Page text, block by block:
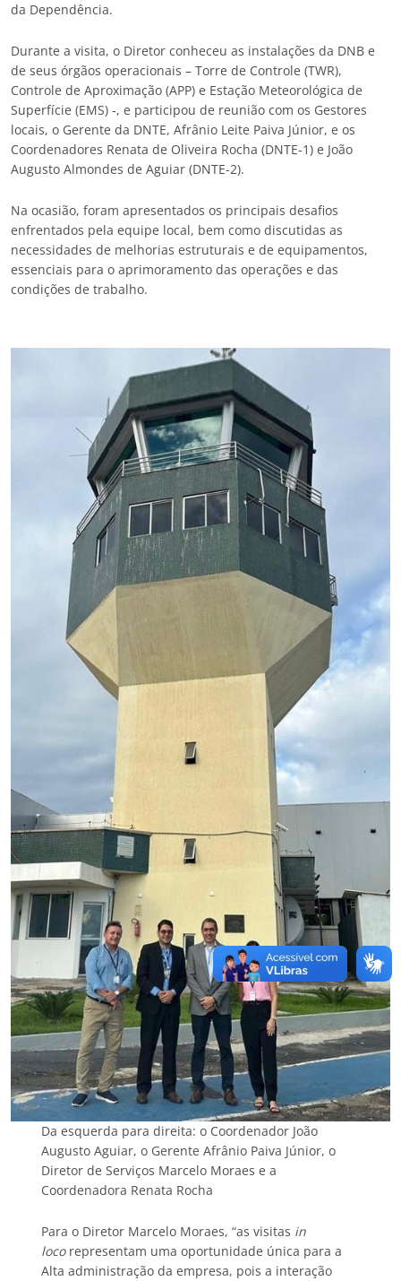
da Dependência.
Durante a visita, o Diretor conheceu as instalações da DNB e
de seus órgãos operacionais – Torre de Controle (TWR),
Controle de Aproximação (APP) e Estação Meteorológica de
Superfície (EMS) -, e participou de reunião com os Gestores
locais, o Gerente da DNTE, Afrânio Leite Paiva Júnior, e os
Coordenadores Renata de Oliveira Rocha (DNTE-1) e João
Augusto Almondes de Aguiar (DNTE-2).
Na ocasião, foram apresentados os principais desafios
enfrentados pela equipe local, bem como discutidas as
necessidades de melhorias estruturais e de equipamentos,
essenciais para o aprimoramento das operações e das
condições de trabalho.
Da esquerda para direita: o Coordenador João
Augusto Aguiar, o Gerente Afrânio Paiva Júnior, o
Diretor de Serviços Marcelo Moraes e a
Coordenadora Renata Rocha
Para o Diretor Marcelo Moraes, “as visitas in
locorepresentam uma oportunidade única para a
Alta administração da empresa, pois a interação